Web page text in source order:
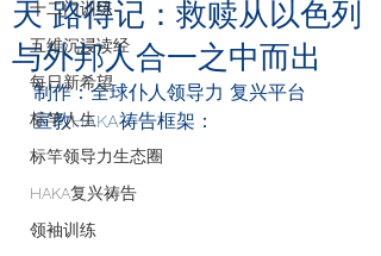
十二门训练
五维沉浸读经
每日新希望
标竿人生
标竿领导力生态圈
HAKA复兴祷告
领袖训练
天 路得记：救赎从以色列
与外邦人合一之中而出
制作：全球仆人领导力 复兴平台
宣教HAKA祷告框架：